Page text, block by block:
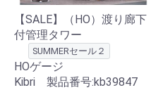
【SALE】（HO）渡り廊下
付管理タワー
SUMMERセール２
HOゲージ
Kibri 製品番号:kb39847